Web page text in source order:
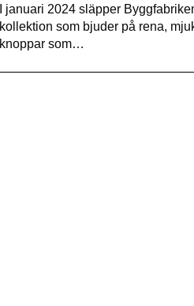
I januari 2024 släpper
kollektion som bjuder på rena,
knoppar som…